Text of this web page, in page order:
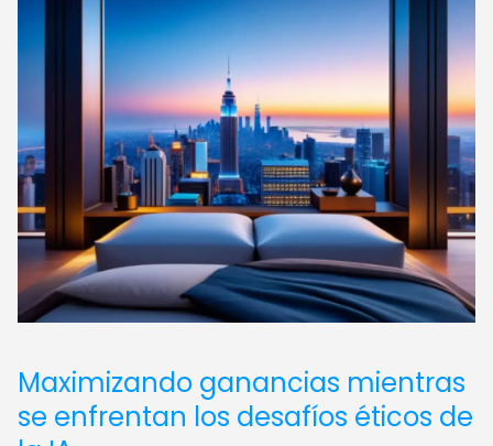
Maximizando ganancias mientras
se enfrentan los desafíos éticos de